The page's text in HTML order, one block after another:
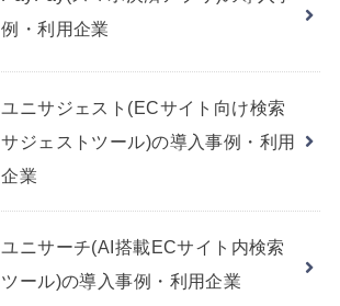
例・利用企業
ユニサジェスト(ECサイト向け検索
サジェストツール)の導入事例・利用
企業
ユニサーチ(AI搭載ECサイト内検索
ツール)の導入事例・利用企業